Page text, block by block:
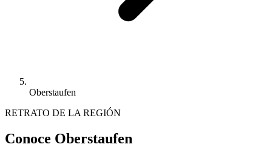
Oberstaufen
RETRATO DE LA REGIÓN
Conoce Oberstaufen